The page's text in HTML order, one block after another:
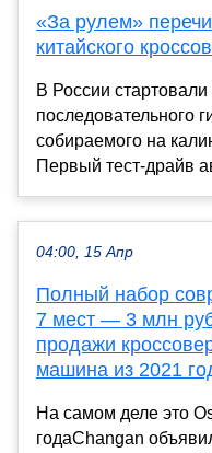
«За рулем»
китайского
В России
последовательного
собираемого на
Первый тест-драйв
04:00, 15 Апр
Полный набор
7 мест — 3 млн
продажи
машина из 2021
На самом деле это
годаChangan